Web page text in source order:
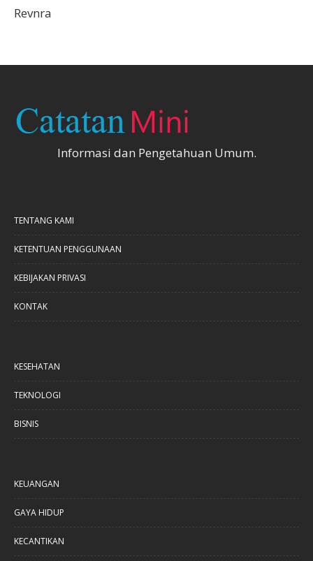
Revnra
Informasi dan Pengetahuan Umum.
TENTANG KAMI
KETENTUAN PENGGUNAAN
KEBIJAKAN PRIVASI
KONTAK
KESEHATAN
TEKNOLOGI
BISNIS
KEUANGAN
GAYA HIDUP
KECANTIKAN